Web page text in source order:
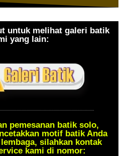
untuk melihat galeri batik
yang lain:
pemesanan batik solo,
motif batik Anda
silahkan kontak
kami di nomor: